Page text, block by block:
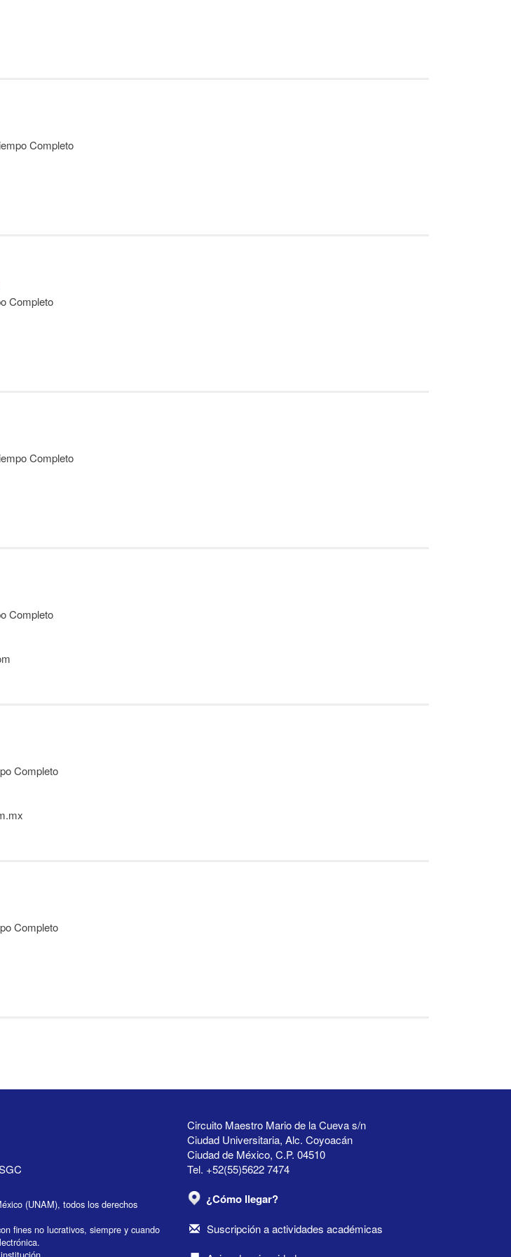
Completo
Completo
Completo
Completo
Completo
Completo
Circuito Maestro Mario de la Cueva s/n
Ciudad Universitaria, Alc. Coyoacán
Ciudad de México, C.P. 04510
Tel. +52(55)5622 7474
¿Cómo llegar?
Suscripción a actividades académicas
(UNAM), todos los derechos
fines no lucrativos, siempre y cuando